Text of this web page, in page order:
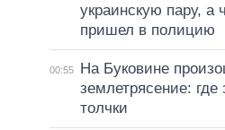
украинскую пару, а
пришел в полицию
00:55
На Буковине
землетрясение:
толчки